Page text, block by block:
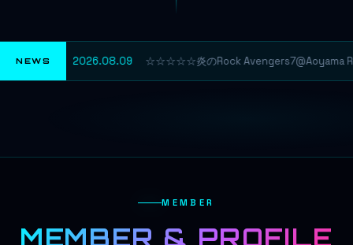
NEWS 2026.08.09 ☆☆☆☆☆炎のRock Avengers7@Aoyama
MEMBER
MEMBER & PROFILE